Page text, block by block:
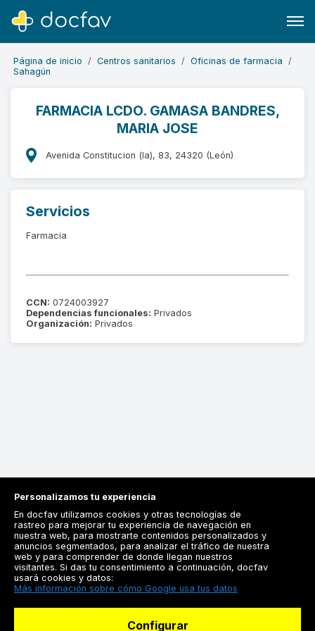
Buscar
Software para clínicas
Soporte
Página de inicio Centros sanitarios
Oficinas de farmacia
Sahagún
FARMACIA LCDO. GAMASA BANDRES,
MARIA JOSE
Avenida Constitucion (la), 83, 24320 (León)
Servicios
Farmacia
CCN: 0724003927
Dependencias funcionales: Privados
Organización: Privados
Registrarse
Docfav
Personalizamos tu experiencia
En docfav utilizamos cookies y otras tecnologías de
rastreo para mejorar tu experiencia de navegación en
nuestra web, para mostrarte contenidos personalizados y
anuncios segmentados, para analizar el tráfico de nuestra
web y para comprender de donde llegan nuestros
visitantes. Si das tu consentimiento a continuación, docfav
usará cookies y datos:
Más información sobre cómo Google usa tus datos
Configurar